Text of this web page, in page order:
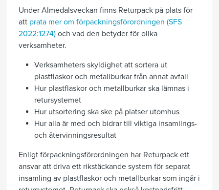
Under Almedalsveckan finns Returpack på plats för
att prata mer om förpackningsförordningen (SFS
2022:1274) och vad den betyder för olika
verksamheter.
Verksamheters skyldighet att sortera ut
plastflaskor och metallburkar från annat avfall
Hur plastflaskor och metallburkar ska lämnas i
retursystemet
Hur utsortering ska ske på platser utomhus
Hur alla är med och bidrar till viktiga insamlings-
och återvinningsresultat
Enligt förpackningsförordningen har Returpack ett
ansvar att driva ett rikstäckande system för separat
insamling av plastflaskor och metallburkar som ingår i